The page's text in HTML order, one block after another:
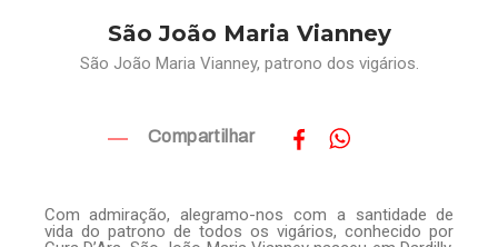
São João Maria Vianney
São João Maria Vianney, patrono dos vigários.
Compartilhar
Com admiração, alegramo-nos com a santidade de
vida do patrono de todos os vigários, conhecido por